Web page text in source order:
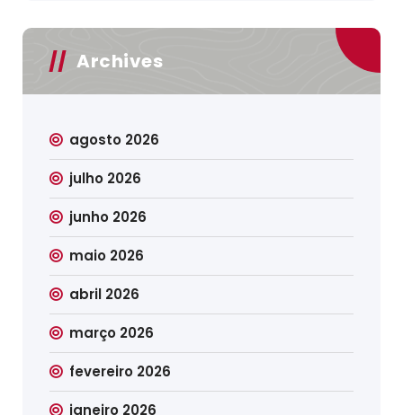
Archives
agosto 2026
julho 2026
junho 2026
maio 2026
abril 2026
março 2026
fevereiro 2026
janeiro 2026